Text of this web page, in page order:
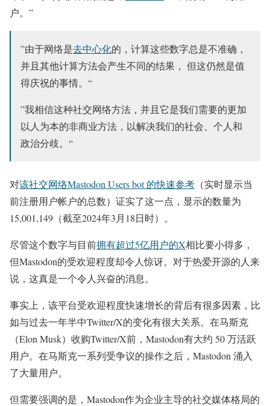
户。”
”由于网络是去中心化的，计算这些数字总是不准确，
并且其他计算方法会产生不同的结果， 但这仍然是值
得庆祝的事情。“
”我相信这种社交网络方法，并且它是我们需要的更加
以人为本的非商业方法，以解决我们的社会、个人和
政治分歧。“
对该社交网络Mastodon Users bot 的快速参考 （实时显示当
前注册用户帐户的总数）证实了这一点，显示的数量为
15,001,149（截至2024年3月18日时）。
尽管这个数字与目前拥有超过5亿用户的X相比要小得多，
但Mastodon的受欢迎程度却令人惊讶。对于热爱开源的人来
说，这真是一个令人兴奋的消息。
事实上，该平台受欢迎程度快速增长的背后有很多因素，比
如与过去一年半中Twitter/X的变化有很大关系。在马斯克
（Elon Musk）收购Twitter/X前，Mastodon有大约 50 万活跃
用户。在马斯克一系列受争议的操作之后，Mastodon 涌入
了大量用户。
但需要强调的是，Mastodon作为企业主导的社交媒体格局的